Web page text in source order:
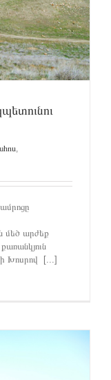
արժեք
Խոսրով [...]